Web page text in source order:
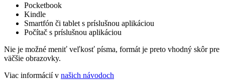
Pocketbook
Kindle
Smartfón či tablet s príslušnou aplikáciou
Počítač s príslušnou aplikáciou
Nie je možné meniť veľkosť písma, formát je preto vhodný skôr pre
väčšie obrazovky.
Viac informácií v našich návodoch